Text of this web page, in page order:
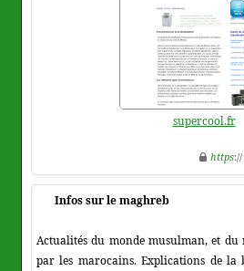
supercool.fr
https
Infos sur le maghreb
Actualités du monde musulman, et
par les marocains. Explications de la